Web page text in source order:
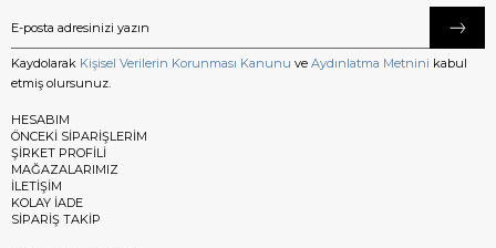
Kaydolarak Kişisel Verilerin Korunması Kanunu ve Aydınlatma Metnini kabul
etmiş olursunuz.
HESABIM
ÖNCEKİ SİPARİŞLERİM
ŞİRKET PROFİLİ
MAĞAZALARIMIZ
İLETİŞİM
KOLAY İADE
SİPARİŞ TAKİP